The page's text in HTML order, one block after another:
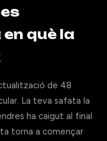
què la
de 48
La teva safata la
ha caigut al final
torna a començar